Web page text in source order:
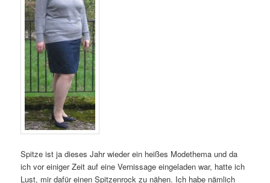
Spitze ist ja dieses Jahr wieder ein heißes Modethema und da
ich vor einiger Zeit auf eine Vernissage eingeladen war, hatte ich
Lust, mir dafür einen Spitzenrock zu nähen. Ich habe nämlich